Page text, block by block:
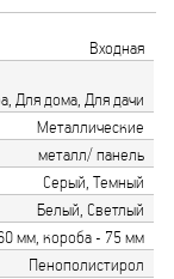
Входная
Для дома, Для дачи
Металлические
металл/ панель
Серый, Темный
Белый, Светлый
мм, короба - 75 мм
Пенополистирол